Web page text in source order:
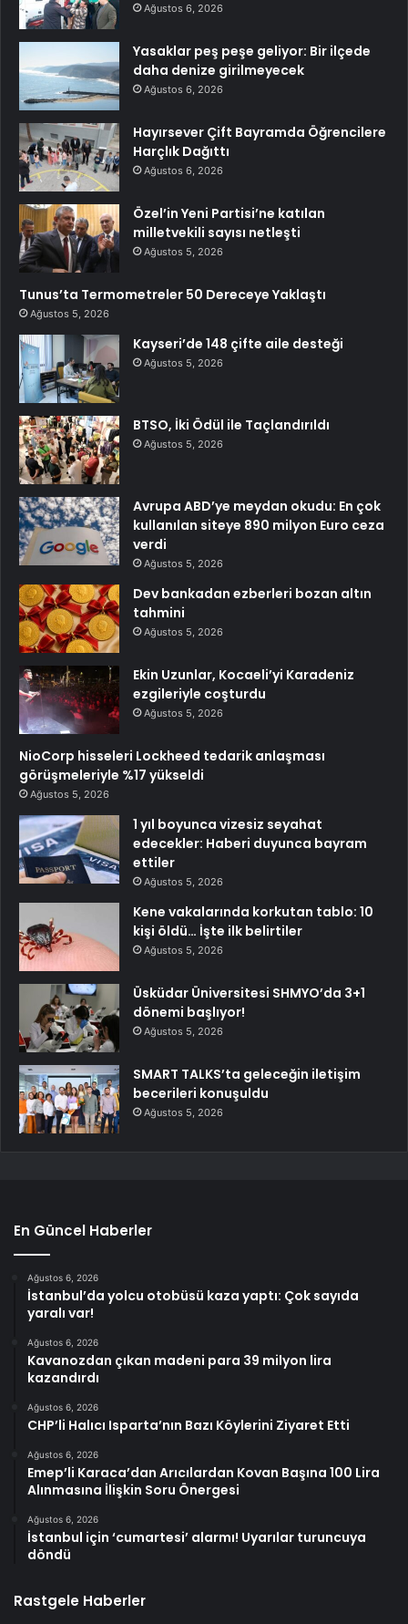
Ağustos 6, 2026
Yasaklar peş peşe geliyor: Bir ilçede
daha denize girilmeyecek
Ağustos 6, 2026
Hayırsever Çift Bayramda Öğrencilere
Harçlık Dağıttı
Ağustos 6, 2026
Özel’in Yeni Partisi’ne katılan
milletvekili sayısı netleşti
Ağustos 5, 2026
Tunus’ta Termometreler 50 Dereceye Yaklaştı
Ağustos 5, 2026
Kayseri’de 148 çifte aile desteği
Ağustos 5, 2026
BTSO, İki Ödül ile Taçlandırıldı
Ağustos 5, 2026
Avrupa ABD’ye meydan okudu: En çok
kullanılan siteye 890 milyon Euro ceza
verdi
Ağustos 5, 2026
Dev bankadan ezberleri bozan altın
tahmini
Ağustos 5, 2026
Ekin Uzunlar, Kocaeli’yi Karadeniz
ezgileriyle coşturdu
Ağustos 5, 2026
NioCorp hisseleri Lockheed tedarik anlaşması
görüşmeleriyle %17 yükseldi
Ağustos 5, 2026
1 yıl boyunca vizesiz seyahat
edecekler: Haberi duyunca bayram
ettiler
Ağustos 5, 2026
Kene vakalarında korkutan tablo: 10
kişi öldü… İşte ilk belirtiler
Ağustos 5, 2026
Üsküdar Üniversitesi SHMYO’da 3+1
dönemi başlıyor!
Ağustos 5, 2026
SMART TALKS’ta geleceğin iletişim
becerileri konuşuldu
Ağustos 5, 2026
En Güncel Haberler
Ağustos 6, 2026
İstanbul’da yolcu otobüsü kaza yaptı: Çok sayıda
yaralı var!
Ağustos 6, 2026
Kavanozdan çıkan madeni para 39 milyon lira
kazandırdı
Ağustos 6, 2026
CHP’li Halıcı Isparta’nın Bazı Köylerini Ziyaret Etti
Ağustos 6, 2026
Emep’li Karaca’dan Arıcılardan Kovan Başına 100 Lira
Alınmasına İlişkin Soru Önergesi
Ağustos 6, 2026
İstanbul için ‘cumartesi’ alarmı! Uyarılar turuncuya
döndü
Rastgele Haberler